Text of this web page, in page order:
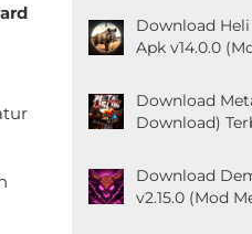
Download
Apk v14.0.0
Download
Download)
Download
v2.15.0 (Mod